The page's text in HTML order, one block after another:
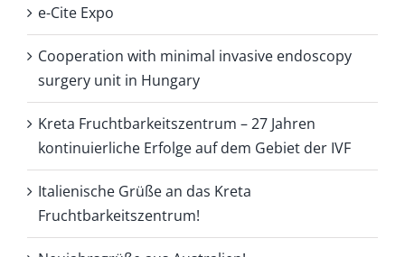
e-Cite Expo
Cooperation with minimal invasive endoscopy
surgery unit in Hungary
Kreta Fruchtbarkeitszentrum – 27 Jahren
kontinuierliche Erfolge auf dem Gebiet der IVF
Italienische Grüße an das Kreta
Fruchtbarkeitszentrum!